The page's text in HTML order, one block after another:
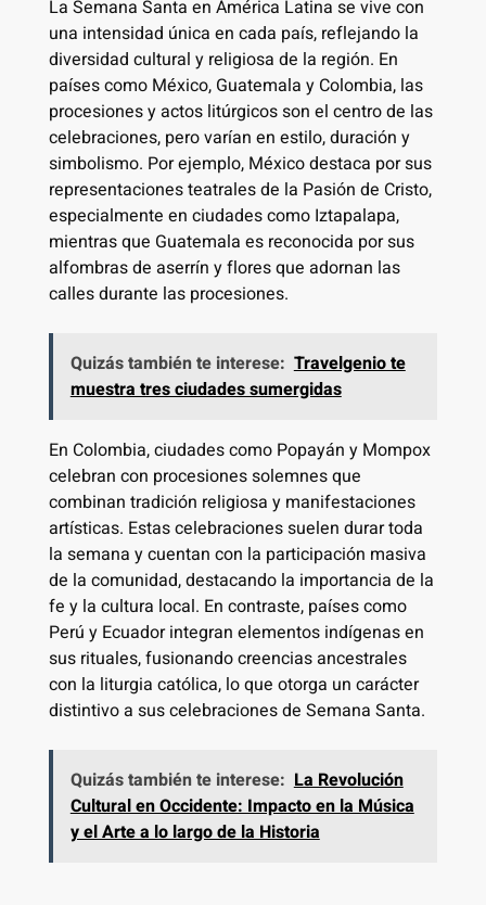
La Semana Santa en América Latina se vive con
una intensidad única en cada país, reflejando la
diversidad cultural y religiosa de la región. En
países como México, Guatemala y Colombia, las
procesiones y actos litúrgicos son el centro de las
celebraciones, pero varían en estilo, duración y
simbolismo. Por ejemplo, México destaca por sus
representaciones teatrales de la Pasión de Cristo,
especialmente en ciudades como Iztapalapa,
mientras que Guatemala es reconocida por sus
alfombras de aserrín y flores que adornan las
calles durante las procesiones.
Quizás también te interese: Travelgenio te
muestra tres ciudades sumergidas
En Colombia, ciudades como Popayán y Mompox
celebran con procesiones solemnes que
combinan tradición religiosa y manifestaciones
artísticas. Estas celebraciones suelen durar toda
la semana y cuentan con la participación masiva
de la comunidad, destacando la importancia de la
fe y la cultura local. En contraste, países como
Perú y Ecuador integran elementos indígenas en
sus rituales, fusionando creencias ancestrales
con la liturgia católica, lo que otorga un carácter
distintivo a sus celebraciones de Semana Santa.
Quizás también te interese: La Revolución
Cultural en Occidente: Impacto en la Música
y el Arte a lo largo de la Historia